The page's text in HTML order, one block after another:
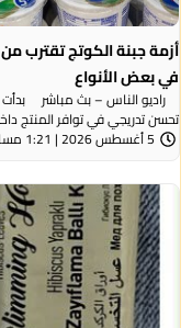
أزمة جبنة الكوتج تقترب
في بعض الأنواع
راديو الناس – بث مباشر بدأت
تحسن تدريجي في توافر المنتج
5 أغسطس 2026 | 1:21 مساءً